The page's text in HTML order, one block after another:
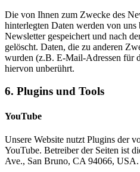
Die von Ihnen zum Zwecke des
hinterlegten Daten werden von
Newsletter gespeichert und nach
gelöscht. Daten, die zu anderen
wurden (z.B. E-Mail-Adressen für
hiervon unberührt.
6. Plugins und Tools
YouTube
Unsere Website nutzt Plugins der
YouTube. Betreiber der Seiten ist
Ave., San Bruno, CA 94066, USA.